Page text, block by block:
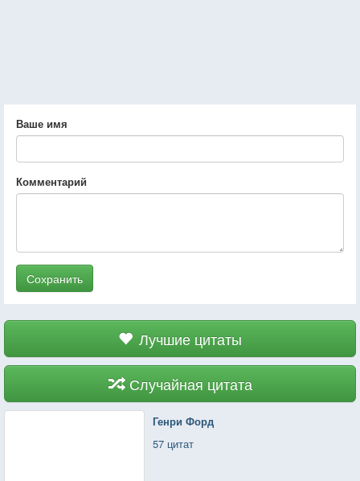
Ваше имя
Комментарий
Сохранить
Лучшие цитаты
Случайная цитата
Генри Форд
57 цитат